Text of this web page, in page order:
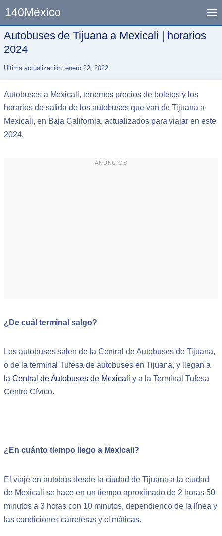
content
140México
Autobuses de Tijuana a Mexicali | horarios
2024
Ultima actualización: enero 22, 2022
Autobuses a Mexicali, tenemos precios de boletos y los
horarios de salida de los autobuses que van de Tijuana a
Mexicali, en Baja California, actualizados para viajar en este
2024.
ANUNCIOS
¿De cuál terminal salgo?
Los autobuses salen de la Central de Autobuses de Tijuana,
o de la terminal Tufesa de autobuses en Tijuana, y llegan a
laCentral de Autobuses de Mexicali y a la Terminal Tufesa
Centro Cívico.
¿En cuánto tiempo llego a Mexicali?
El viaje en autobús desde la ciudad de Tijuana a la ciudad
de Mexicali se hace en un tiempo aproximado de 2 horas 50
minutos a 3 horas con 10 minutos, dependiendo de la línea y
las condiciones carreteras y climáticas.